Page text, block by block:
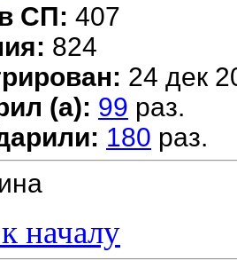
СП: 407
824
24 дек
(а): 99 раз.
180 раз.
началу